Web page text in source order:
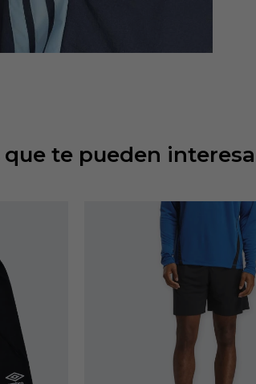
te pueden